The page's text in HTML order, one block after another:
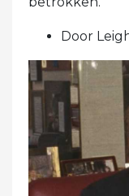
Door